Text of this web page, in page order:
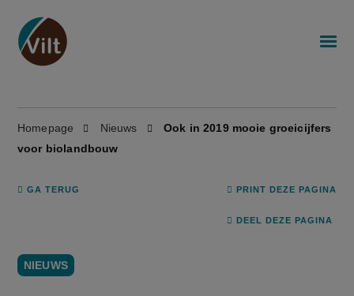
Homepage Nieuws
Ook in 2019 mooie groeicijfers
voor biolandbouw
GA TERUG PRINT DEZE PAGINA
DEEL DEZE PAGINA
NIEUWS